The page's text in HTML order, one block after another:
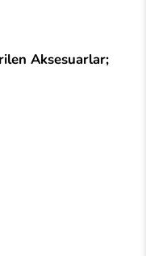
Aksesuarlar;